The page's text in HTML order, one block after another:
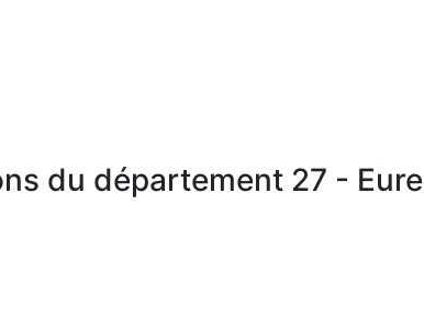
du département 27 - Eure